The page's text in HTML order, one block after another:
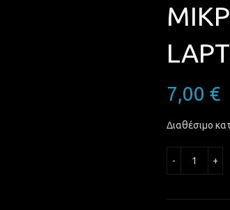
7,00 €
Διαθέσιμο